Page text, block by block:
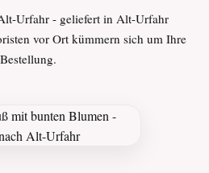
Urfahr - geliefert in Alt-Urfahr
vor Ort kümmern sich um Ihre
Bestellung.